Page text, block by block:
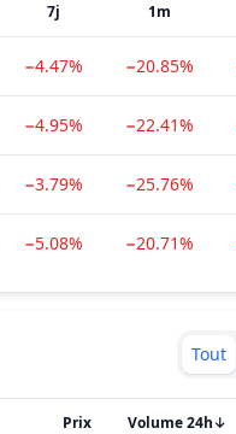
7j 1m
−4.47% −20.85%
−4.95% −22.41%
−3.79% −25.76%
−5.08% −20.71%
Tout
Prix ↓
Volume 24h